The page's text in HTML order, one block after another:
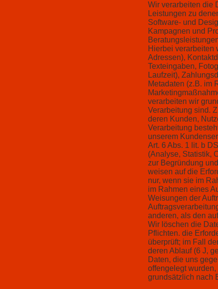
Wir verarbeiten die
Leistungen zu
Software- und
Kampagnen und
Hierbei verarbeiten
Adressen),
Texteingaben,
Laufzeit),
Metadaten (z.B. im
verarbeiten wir
Verarbeitung sind.
deren Kunden,
Verarbeitung
unserem
Art. 6 Abs. 1 lit. b
(Analyse, Statistik,
zur Begründung
weisen auf die
nur, wenn sie im
im Rahmen eines
Weisungen der
anderen, als den
Wir löschen die
Pflichten. die
überprüft; im Fall
deren Ablauf (6 J,
Daten, die uns
offengelegt
grundsätzlich nach